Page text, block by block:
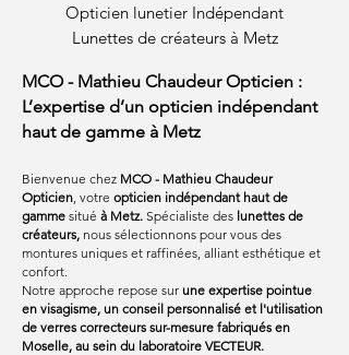
Opticien lunetier Indépendant
Lunettes de créateurs à Metz
MCO - Mathieu Chaudeur Opticien :
L’expertise d’un opticien indépendant
haut de gamme à Metz
Bienvenue chez MCO - Mathieu Chaudeur
Opticien , votre opticien indépendant haut de
gamme situé à Metz. Spécialiste des lunettes de
créateurs, nous sélectionnons pour vous des
montures uniques et raffinées, alliant esthétique et
confort.
Notre approche repose sur une expertise pointue
en visagisme, un conseil personnalisé et l'utilisation
de verres correcteurs sur-mesure fabriqués en
Moselle, au sein du laboratoire VECTEUR.